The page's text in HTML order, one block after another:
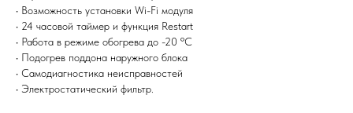
• Возможность установки Wi-Fi модуля
• 24 часовой таймер и функция Restart
• Работа в режиме обогрева до -20 ºС
• Подогрев поддона наружного блока
• Самодиагностика неисправностей
• Электростатический фильтр.
Я согласен (на) с политикой обработки персональных данных